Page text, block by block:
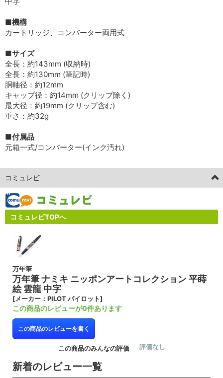
■機構
カートリッジ、コンバーター両用式
■サイズ
全長：約143mm (収納時)
全長：約130mm (筆記時)
胴軸径：約12mm
キャップ径：約14mm (クリップ除く)
最大径：約19mm (クリップ含む)
重さ：約32g
■付属品
元箱一式/コンバーター(インク汚れ)
コミュレビ
コミュレビTOPへ
万年筆
万年筆 ナミキ ニッポンアートコレクション 平蒔
絵 雲龍 中字
[メーカー：PILOT パイロット]
この商品のレビューが0件あります
この商品のレビューを書く
この商品のみんなの評価 評価なし
新着のレビュー一覧